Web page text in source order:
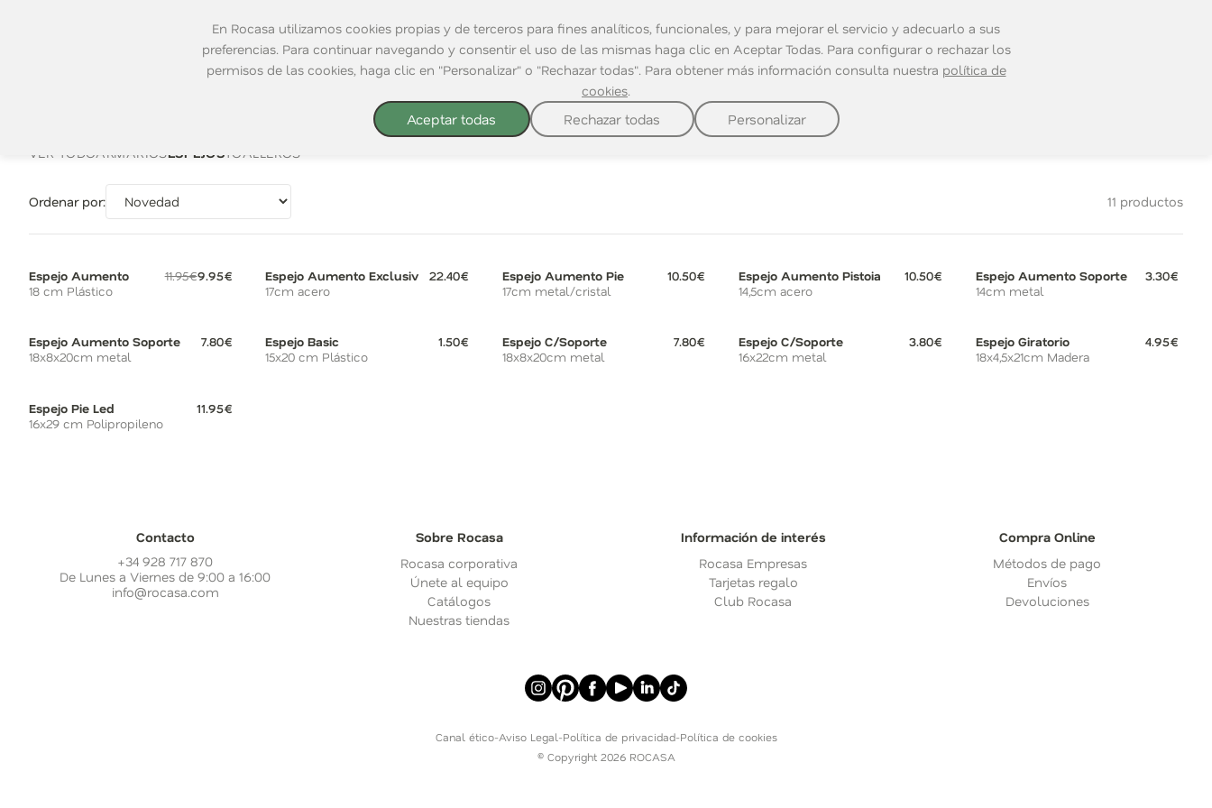
Club Rocasa Tiendas
Tiendas
Rocasa Corporativa
Únete al Equipo
Catálogos
Compra Online
Decoración
Electrodomésticos
Terraza y Jardín
Playa
Mascotas
En Rocasa utilizamos cookies propias y de terceros para fines analíticos, funcionales, y para mejorar el servicio y adecuarlo a sus
preferencias. Para continuar navegando y consentir el uso de las mismas haga clic en Aceptar Todas. Para configurar o rechazar los
permisos de las cookies, haga clic en "Personalizar" o "Rechazar todas". Para obtener más información consulta nuestra política de
cookies.
Aceptar todas Rechazar todas Personalizar
VER TODOARMARIOSESPEJOSTOALLEROS
Ordenar por: 11 productos
Espejo Aumento 11.95€9.95€
18 cm Plástico
Espejo Aumento Exclusiv
22.40€
17cm acero
Espejo Aumento Pie
10.50€
17cm metal/cristal
Espejo Aumento Pistoia
10.50€
14,5cm acero
Espejo Aumento Soporte
3.30€
14cm metal
Espejo Aumento Soporte
7.80€
18x8x20cm metal
Espejo Basic
1.50€
15x20 cm Plástico
Espejo C/Soporte
7.80€
18x8x20cm metal
Espejo C/Soporte
3.80€
16x22cm metal
Espejo Giratorio
4.95€
18x4,5x21cm Madera
Espejo Pie Led
11.95€
16x29 cm Polipropileno
Contacto
+34 928 717 870
De Lunes a Viernes de 9:00 a 16:00
info@rocasa.com
Sobre Rocasa
Rocasa corporativa
Únete al equipo
Catálogos
Nuestras tiendas
Información de interés
Rocasa Empresas
Tarjetas regalo
Club Rocasa
Compra Online
Métodos de pago
Envíos
Devoluciones
Canal ético-Aviso Legal-Política de privacidad-Política de cookies
© Copyright 2026 ROCASA